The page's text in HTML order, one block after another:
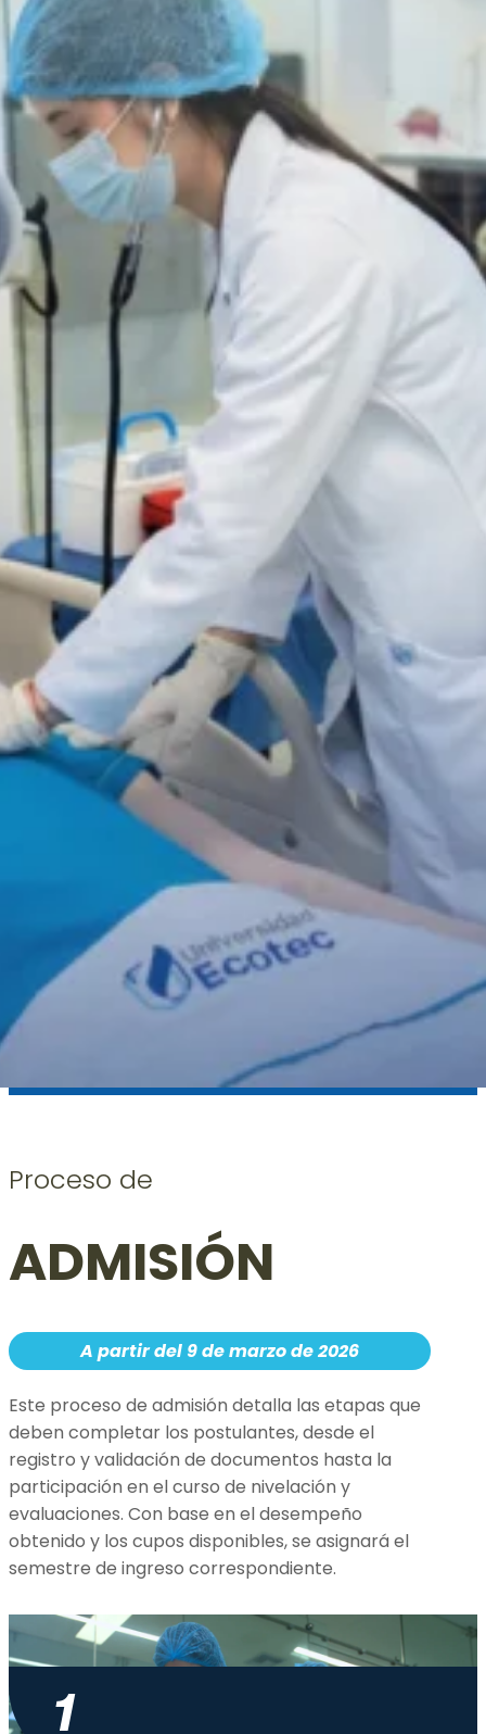
Proceso de
ADMISIÓN
A partir del 9 de marzo de 2026
Este proceso de admisión detalla las etapas que
deben completar los postulantes, desde el
registro y validación de documentos hasta la
participación en el curso de nivelación y
evaluaciones. Con base en el desempeño
obtenido y los cupos disponibles, se asignará el
semestre de ingreso correspondiente.
1